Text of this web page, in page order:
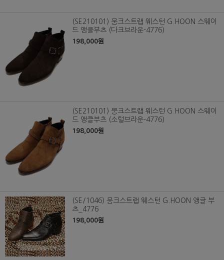
(SE210101) 뭉크스트랩 웨스턴 G.HOON 스웨이
드 앵클부츠 (다크브라운-4776)
198,000원
(SE210101) 뭉크스트랩 웨스턴 G.HOON 스웨이
드 앵클부츠 (소털브라운-4776)
198,000원
(SE/1046) 뭉크스트랩 웨스턴 G.HOON 앵글 부
츠_4776
198,000원